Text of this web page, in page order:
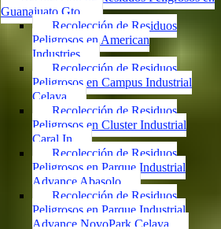
Guanajuato Gto.
Recolección de Residuos
Peligrosos en American
Industries
Recolección de Residuos
Peligrosos en Campus Industrial
Celaya
Recolección de Residuos
Peligrosos en Cluster Industrial
Caral In
Recolección de Residuos
Peligrosos en Parque Industrial
Advance Abasolo
Recolección de Residuos
Peligrosos en Parque Industrial
Advance NovoPark Celaya